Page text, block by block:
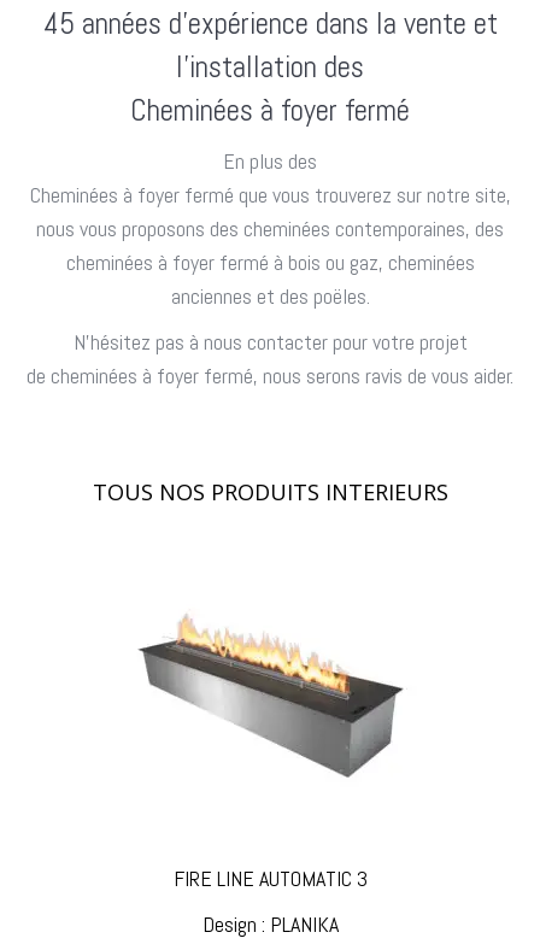
45 années d’expérience dans la vente et
l’installation des
Cheminées à foyer fermé
En plus des
Cheminées à foyer fermé que vous trouverez sur notre site,
nous vous proposons des cheminées contemporaines, des
cheminées à foyer fermé à bois ou gaz, cheminées
anciennes et des poëles.
N’hésitez pas à nous contacter pour votre projet
de cheminées à foyer fermé, nous serons ravis de vous aider.
TOUS NOS PRODUITS INTERIEURS
FIRE LINE AUTOMATIC 3
Design : PLANIKA